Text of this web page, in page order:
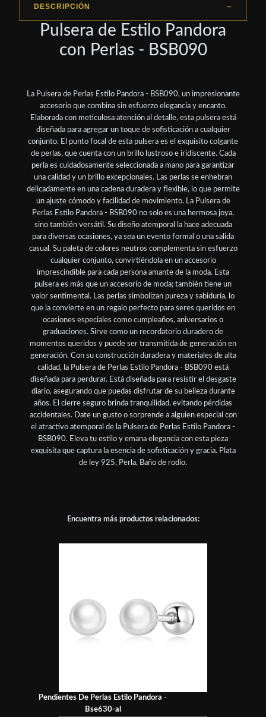
DESCRIPCIÓN
Pulsera de Estilo Pandora
con Perlas - BSB090
La Pulsera de Perlas Estilo Pandora - BSB090, un impresionante
accesorio que combina sin esfuerzo elegancia y encanto.
Elaborada con meticulosa atención al detalle, esta pulsera está
diseñada para agregar un toque de sofisticación a cualquier
conjunto. El punto focal de esta pulsera es el exquisito colgante
de perlas, que cuenta con un brillo lustroso e iridiscente. Cada
perla es cuidadosamente seleccionada a mano para garantizar
una calidad y un brillo excepcionales. Las perlas se enhebran
delicadamente en una cadena duradera y flexible, lo que permite
un ajuste cómodo y facilidad de movimiento. La Pulsera de
Perlas Estilo Pandora - BSB090 no solo es una hermosa joya,
sino también versátil. Su diseño atemporal la hace adecuada
para diversas ocasiones, ya sea un evento formal o una salida
casual. Su paleta de colores neutros complementa sin esfuerzo
cualquier conjunto, convirtiéndola en un accesorio
imprescindible para cada persona amante de la moda. Esta
pulsera es más que un accesorio de moda; también tiene un
valor sentimental. Las perlas simbolizan pureza y sabiduría, lo
que la convierte en un regalo perfecto para seres queridos en
ocasiones especiales como cumpleaños, aniversarios o
graduaciones. Sirve como un recordatorio duradero de
momentos queridos y puede ser transmitida de generación en
generación. Con su construcción duradera y materiales de alta
calidad, la Pulsera de Perlas Estilo Pandora - BSB090 está
diseñada para perdurar. Está diseñada para resistir el desgaste
diario, asegurando que puedas disfrutar de su belleza durante
años. El cierre seguro brinda tranquilidad, evitando pérdidas
accidentales. Date un gusto o sorprende a alguien especial con
el atractivo atemporal de la Pulsera de Perlas Estilo Pandora -
BSB090. Eleva tu estilo y emana elegancia con esta pieza
exquisita que captura la esencia de sofisticación y gracia. Plata
de ley 925, Perla, Baño de rodio.
Encuentra más productos relacionados:
Pendientes De Perlas Estilo Pandora -
Bse630-al